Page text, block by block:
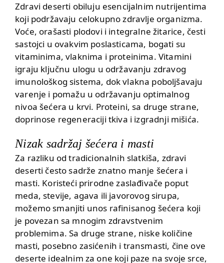
Zdravi deserti obiluju esencijalnim nutrijentima
koji podržavaju celokupno zdravlje organizma.
Voće, orašasti plodovi i integralne žitarice, česti
sastojci u ovakvim poslasticama, bogati su
vitaminima, vlaknima i proteinima. Vitamini
igraju ključnu ulogu u održavanju zdravog
imunološkog sistema, dok vlakna poboljšavaju
varenje i pomažu u održavanju optimalnog
nivoa šećera u krvi. Proteini, sa druge strane,
doprinose regeneraciji tkiva i izgradnji mišića.
Nizak sadržaj šećera i masti
Za razliku od tradicionalnih slatkiša, zdravi
deserti često sadrže znatno manje šećera i
masti. Koristeći prirodne zaslađivače poput
meda, stevije, agava ili javorovog sirupa,
možemo smanjiti unos rafinisanog šećera koji
je povezan sa mnogim zdravstvenim
problemima. Sa druge strane, niske količine
masti, posebno zasićenih i transmasti, čine ove
deserte idealnim za one koji paze na svoje srce,